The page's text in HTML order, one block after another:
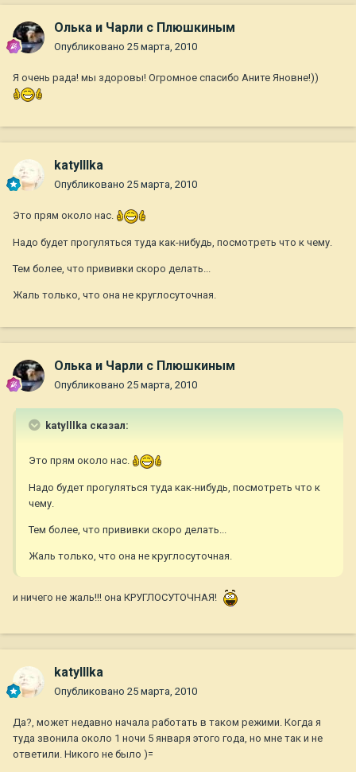
Олька и Чарли с Плюшкиным
Опубликовано 25 марта, 2010
Я очень рада! мы здоровы! Огромное спасибо Аните Яновне!))
katylllka
Опубликовано 25 марта, 2010
Это прям около нас.
Надо будет прогуляться туда как-нибудь, посмотреть что к чему.
Тем более, что прививки скоро делать...
Жаль только, что она не круглосуточная.
Олька и Чарли с Плюшкиным
Опубликовано 25 марта, 2010
katylllka сказал:
Это прям около нас.
Надо будет прогуляться туда как-нибудь, посмотреть что к
чему.
Тем более, что прививки скоро делать...
Жаль только, что она не круглосуточная.
и ничего не жаль!!! она КРУГЛОСУТОЧНАЯ!
katylllka
Опубликовано 25 марта, 2010
Да?, может недавно начала работать в таком режими. Когда я
туда звонила около 1 ночи 5 января этого года, но мне так и не
ответили. Никого не было )=